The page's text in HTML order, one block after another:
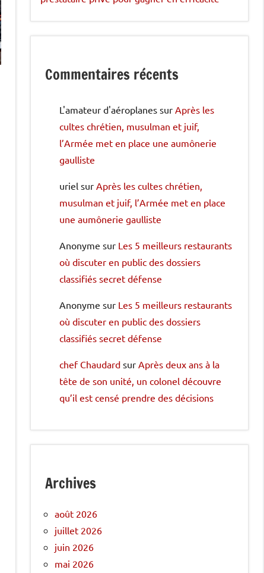
Commentaires récents
L'amateur d'aéroplanes sur Après les
cultes chrétien, musulman et juif,
l’Armée met en place une aumônerie
gaulliste
uriel sur Après les cultes chrétien,
musulman et juif, l’Armée met en place
une aumônerie gaulliste
Anonyme sur Les 5 meilleurs restaurants
où discuter en public des dossiers
classifiés secret défense
Anonyme sur Les 5 meilleurs restaurants
où discuter en public des dossiers
classifiés secret défense
chef Chaudard sur Après deux ans à la
tête de son unité, un colonel découvre
qu’il est censé prendre des décisions
Archives
août 2026
juillet 2026
juin 2026
mai 2026